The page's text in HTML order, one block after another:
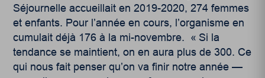
Séjournelle accueillait en 2019-2020, 274 femmes
et enfants. Pour l’année en cours, l’organisme en
cumulait déjà 176 à la mi-novembre. « Si la
tendance se maintient, on en aura plus de 300. Ce
qui nous fait penser qu’on va finir notre année —